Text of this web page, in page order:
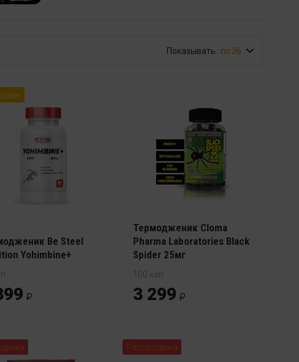
Показывать 36
Be Steel
Yohimbine+
Термодженик Cloma
Pharma Laboratories Black
Spider 25мг
100 кап
3 299
Распродажа